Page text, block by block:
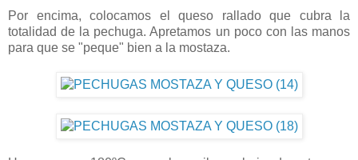
Por encima, colocamos el queso rallado que cubra la
totalidad de la pechuga. Apretamos un poco con las manos
para que se "peque" bien a la mostaza.